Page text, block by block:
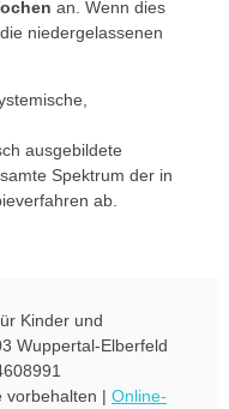
an. Wenn dies
niedergelassenen
ausgebildete
Spektrum der in
ab.
Kinder und
Wuppertal-Elberfeld
vorbehalten | Online-